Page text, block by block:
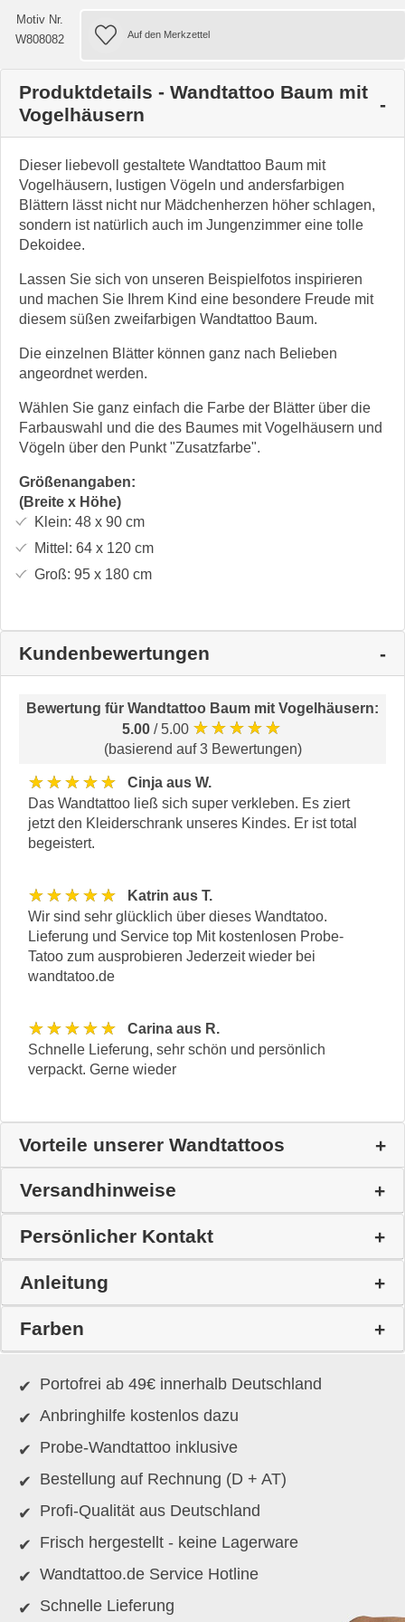
Motiv Nr.
W808082
Produktdetails - Wandtattoo Baum mit
Vogelhäusern
Dieser liebevoll gestaltete Wandtattoo Baum mit
Vogelhäusern, lustigen Vögeln und andersfarbigen
Blättern lässt nicht nur Mädchenherzen höher schlagen,
sondern ist natürlich auch im Jungenzimmer eine tolle
Dekoidee.
Lassen Sie sich von unseren Beispielfotos inspirieren
und machen Sie Ihrem Kind eine besondere Freude mit
diesem süßen zweifarbigen Wandtattoo Baum.
Die einzelnen Blätter können ganz nach Belieben
angeordnet werden.
Wählen Sie ganz einfach die Farbe der Blätter über die
Farbauswahl und die des Baumes mit Vogelhäusern und
Vögeln über den Punkt "Zusatzfarbe".
Größenangaben:
(Breite x Höhe)
Klein: 48 x 90cm
Mittel: 64 x 120cm
Groß: 95 x 180cm
Kundenbewertungen
Bewertung für Wandtattoo Baum mit Vogelhäusern:
5.00 / 5.00 ★★★★★
(basierend auf 3 Bewertungen)
★★★★★
Cinja aus W.
Das Wandtattoo ließ sich super verkleben. Es ziert
jetzt den Kleiderschrank unseres Kindes. Er ist total
begeistert.
★★★★★
Katrin aus T.
Wir sind sehr glücklich über dieses Wandtatoo.
Lieferung und Service top Mit kostenlosen Probe-
Tatoo zum ausprobieren Jederzeit wieder bei
wandtatoo.de
★★★★★
Carina aus R.
Schnelle Lieferung, sehr schön und persönlich
verpackt. Gerne wieder
Vorteile unserer Wandtattoos
Versandhinweise
Persönlicher Kontakt
Anleitung
Farben
Portofrei ab 49€ innerhalb Deutschland
Anbringhilfe kostenlos dazu
Probe-Wandtattoo inklusive
Bestellung auf Rechnung (D + AT)
Profi-Qualität aus Deutschland
Frisch hergestellt - keine Lagerware
Wandtattoo.de Service Hotline
Schnelle Lieferung